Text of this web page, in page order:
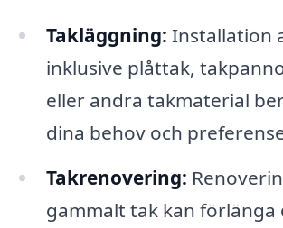
Takläggning: Installation
inklusive plåttak,
eller andra takmaterial
dina behov och
Takrenovering:
gammalt tak kan förlänga